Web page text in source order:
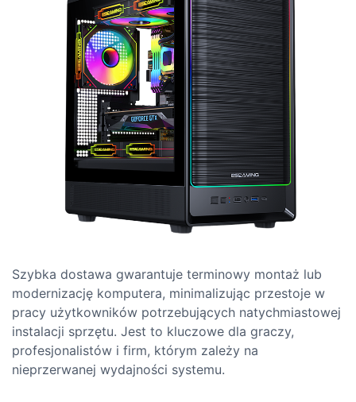
Szybka dostawa gwarantuje terminowy montaż lub
modernizację komputera, minimalizując przestoje w
pracy użytkowników potrzebujących natychmiastowej
instalacji sprzętu. Jest to kluczowe dla graczy,
profesjonalistów i firm, którym zależy na
nieprzerwanej wydajności systemu.